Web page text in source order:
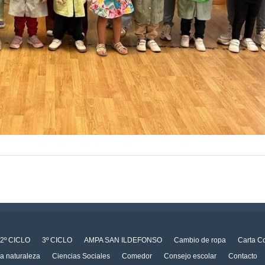
2º CICLO 3º CICLO AMPA SAN ILDEFONSO Cambio de ropa
Carta
naturaleza
Ciencias Sociales Comedor Consejo escolar Contacto